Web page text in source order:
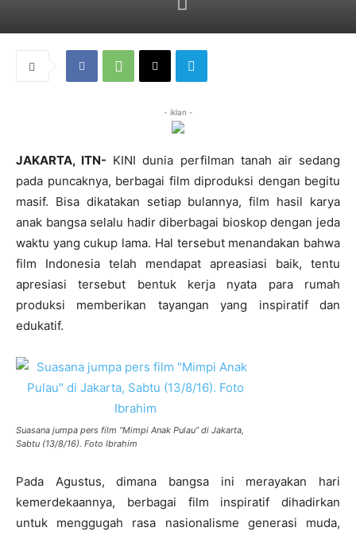
- iklan -
JAKARTA, ITN- KINI dunia perfilman tanah air sedang
pada puncaknya, berbagai film diproduksi dengan begitu
masif. Bisa dikatakan setiap bulannya, film hasil karya
anak bangsa selalu hadir diberbagai bioskop dengan jeda
waktu yang cukup lama. Hal tersebut menandakan bahwa
film Indonesia telah mendapat apreasiasi baik, tentu
apresiasi tersebut bentuk kerja nyata para rumah
produksi memberikan tayangan yang inspiratif dan
edukatif.
Suasana jumpa pers film “Mimpi Anak Pulau” di Jakarta,
Sabtu (13/8/16). Foto Ibrahim
Pada Agustus, dimana bangsa ini merayakan hari
kemerdekaannya, berbagai film inspiratif dihadirkan
untuk menggugah rasa nasionalisme generasi muda,